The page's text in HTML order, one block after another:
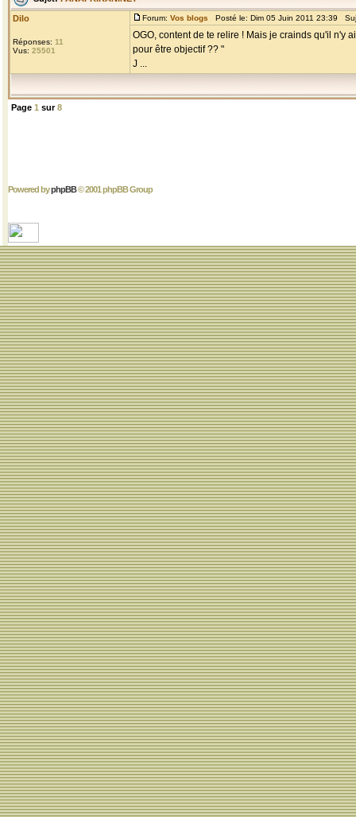
Dilo
Réponses: 11
Vus: 25501
Forum: Vos blogs Posté le: Dim 05 Juin 2011 23:39
OGO, content de te relire ! Mais je crainds qu'il n'y
pour être objectif ?? "
J ...
Page 1 sur8
Powered byphpBB© 2001 phpBB Group